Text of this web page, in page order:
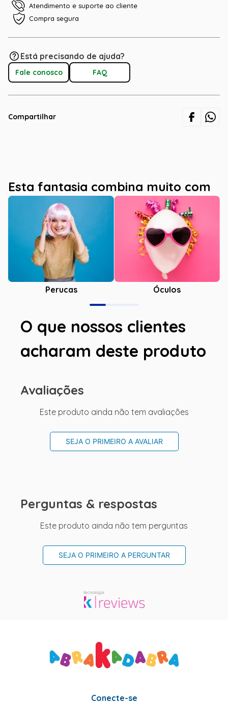
Atendimento e suporte ao cliente
Compra segura
Está precisando de ajuda?
Fale conosco FAQ
Compartilhar
Esta fantasia combina muito com
Perucas Óculos
O que nossos clientes
acharam deste produto
Avaliações
Este produto ainda não tem avaliações
SEJA O PRIMEIRO A AVALIAR
Perguntas & respostas
Este produto ainda não tem perguntas
SEJA O PRIMEIRO A PERGUNTAR
Conecte-se